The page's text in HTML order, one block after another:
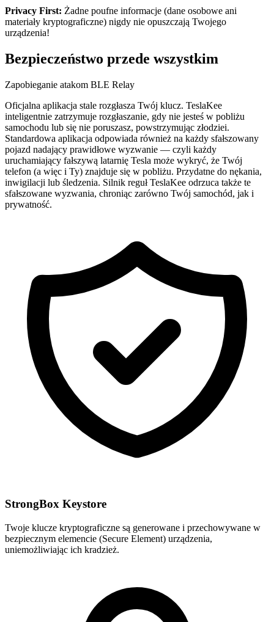
Privacy First: Żadne poufne informacje (dane osobowe ani
materiały kryptograficzne) nigdy nie opuszczają Twojego
urządzenia!
Bezpieczeństwo przede wszystkim
Zapobieganie atakom BLE Relay
Oficjalna aplikacja stale rozgłasza Twój klucz. TeslaKee
inteligentnie zatrzymuje rozgłaszanie, gdy nie jesteś w pobliżu
samochodu lub się nie poruszasz, powstrzymując złodziei.
Standardowa aplikacja odpowiada również na każdy sfałszowany
pojazd nadający prawidłowe wyzwanie — czyli każdy
uruchamiający fałszywą latarnię Tesla może wykryć, że Twój
telefon (a więc i Ty) znajduje się w pobliżu. Przydatne do nękania,
inwigilacji lub śledzenia. Silnik reguł TeslaKee odrzuca także te
sfałszowane wyzwania, chroniąc zarówno Twój samochód, jak i
prywatność.
StrongBox Keystore
Twoje klucze kryptograficzne są generowane i przechowywane w
bezpiecznym elemencie (Secure Element) urządzenia,
uniemożliwiając ich kradzież.